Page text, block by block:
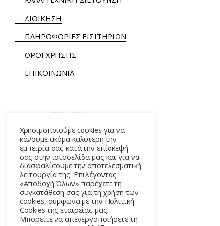
ΔΙΟΙΚΗΣΗ
ΠΛΗΡΟΦΟΡΙΕΣ ΕΙΣΙΤΗΡΙΩΝ
ΟΡΟΙ ΧΡΗΣΗΣ
ΕΠΙΚΟΙΝΩΝΙΑ
ΑΛΚΜΗΝΗΣ 5 – 118 54 ΑΘΗΝΑ
Χρησιμοποιούμε cookies για να
κάνουμε ακόμα καλύτερη την
εμπειρία σας κατά την επίσκεψή
σας στην ιστοσελίδα μας και για να
διασφαλίσουμε την αποτελεσματική
λειτουργία της. Επιλέγοντας
«Αποδοχή Όλων» παρέχετε τη
συγκατάθεση σας για τη χρήση των
cookies, σύμφωνα με την Πολιτική
Cookies της εταιρείας μας.
Μπορείτε να απενεργοποιήσετε τη